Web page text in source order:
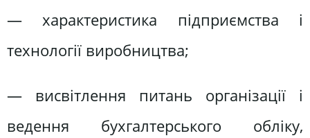
— характеристика підприємства і
технології виробництва;
— висвітлення питань організації і
ведення бухгалтерського обліку,